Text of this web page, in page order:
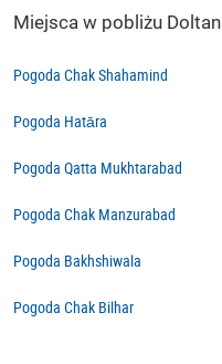
Miejsca w pobliżu
Pogoda Chak Shahamind
Pogoda Hatāra
Pogoda Qatta Mukhtarabad
Pogoda Chak Manzurabad
Pogoda Bakhshiwala
Pogoda Chak Bilhar